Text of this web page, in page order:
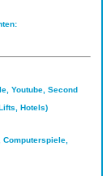
Youtube, Second
Hotels)